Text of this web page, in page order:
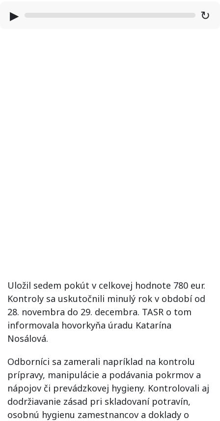
▶ ↻
Uložil sedem pokút v celkovej hodnote 780 eur.
Kontroly sa uskutočnili minulý rok v období od
28. novembra do 29. decembra. TASR o tom
informovala hovorkyňa úradu Katarína
Nosálová.
Odborníci sa zamerali napríklad na kontrolu
prípravy, manipulácie a podávania pokrmov a
nápojov či prevádzkovej hygieny. Kontrolovali aj
dodržiavanie zásad pri skladovaní potravín,
osobnú hygienu zamestnancov a doklady o